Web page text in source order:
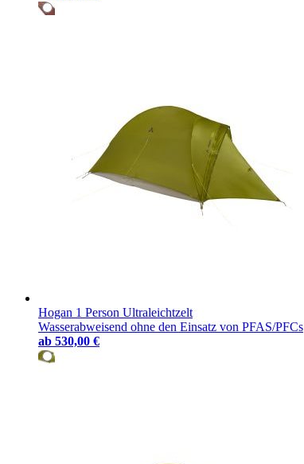
Hogan 1 Person Ultraleichtzelt
Wasserabweisend ohne den Einsatz von PFAS/PFCs
ab 530,00 €